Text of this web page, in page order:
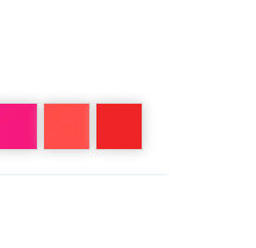
Bloch